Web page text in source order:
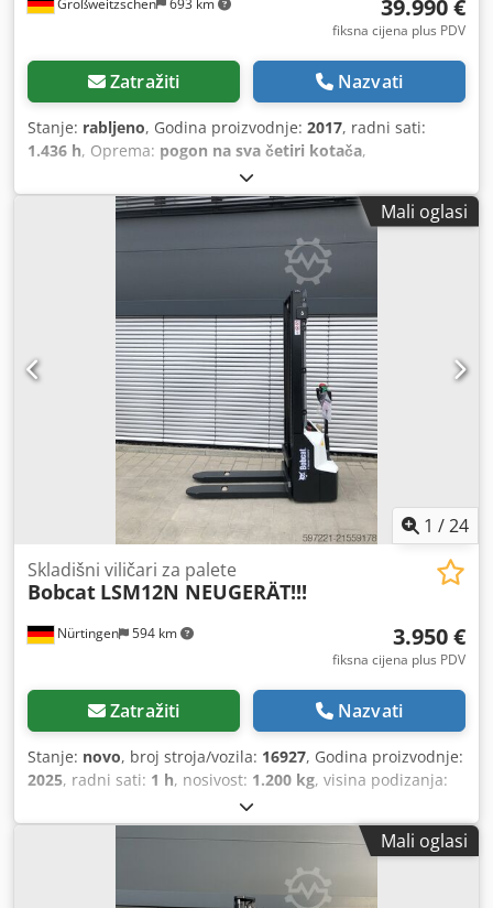
39.990 €
fiksna cijena plus PDV
Zatražiti Nazvati
Stanje: rabljeno, Godina proizvodnje: 2017, radni sati:
1.436 h, Oprema: pogon na sva četiri kotača,
Mali oglasi
1 /24
Nürtingen 594 km
Skladišni viličari za palete
Bobcat LSM12N NEUGERÄT!!!
3.950 €
fiksna cijena plus PDV
Zatražiti Nazvati
Stanje: novo, broj stroja/vozila: 16927, Godina proizvodnje:
2025, radni sati: 1 h, nosivost: 1.200 kg, visina podizanja:
600 mm
vrsta jarbola:simpleks, građevinska visina:2.280 mm,
1.150 mm, ukupna
, 5108763 Serijski broj: OBWNL-003130
Crjdpeyv S Rmjfx Aqlef Podaci o bateriji: 24 V, 60 Ah
Mali oglasi